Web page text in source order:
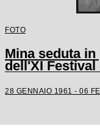
FOTO
Mina seduta
dell'XI
28 GENNAIO 1961 - 06